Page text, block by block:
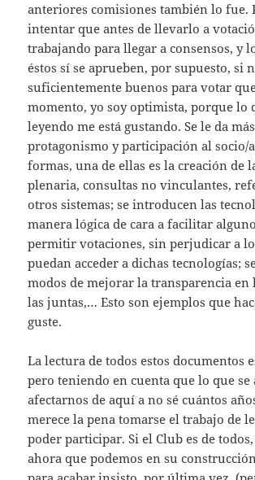
anteriores comisiones también lo fue.
intentar que antes de llevarlo a
trabajando para llegar a consensos, y
éstos sí se aprueben, por supuesto, si
suficientemente buenos para votar
momento, yo soy optimista, porque lo
leyendo me está gustando. Se le da más
protagonismo y participación al socio/
formas, una de ellas es la creación de
plenaria, consultas no vinculantes,
otros sistemas; se introducen las
manera lógica de cara a facilitar
permitir votaciones, sin perjudicar a
puedan acceder a dichas tecnologías;
modos de mejorar la transparencia en
las juntas,… Esto son ejemplos que
guste.
La lectura de todos estos documentos
pero teniendo en cuenta que lo que se
afectarnos de aquí a no sé cuántos
merece la pena tomarse el trabajo de
poder participar. Si el Club es de
ahora que podemos en su